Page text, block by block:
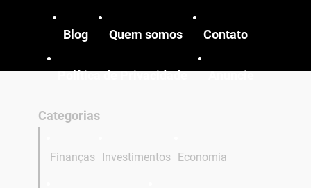
Blog Quem somos Contato
Política de Privacidade Anuncie
Categorias
Finanças Investimentos Economia